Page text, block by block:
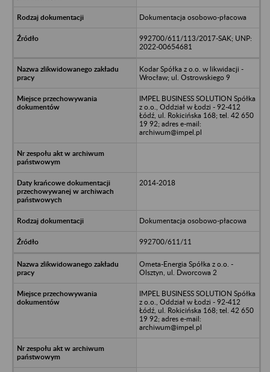
Dokumentacja osobowo-płacowa
992700/611/113/2017-SAK; UNP:
2022-00654681
Kodar Spółka z o.o. w likwidacji -
Wrocław; ul. Ostrowskiego 9
IMPEL BUSINESS SOLUTION Spółka
z o.o., Oddział w Łodzi - 92-412
Łódź, ul. Rokicińska 168; tel. 42 650
19 92; adres e-mail:
archiwum@impel.pl
2014-2018
Dokumentacja osobowo-płacowa
992700/611/11
Ometa-Energia Spółka z o.o. -
Olsztyn, ul. Dworcowa 2
IMPEL BUSINESS SOLUTION Spółka
z o.o., Oddział w Łodzi - 92-412
Łódź, ul. Rokicińska 168; tel. 42 650
19 92; adres e-mail:
archiwum@impel.pl